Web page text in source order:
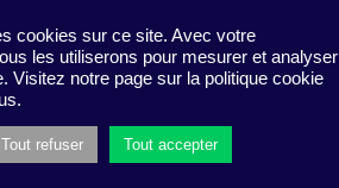
cookies sur ce site. Avec votre
les utiliserons pour mesurer et analyser
Visitez notre page sur la politique cookie
Tout refuser Tout accepter